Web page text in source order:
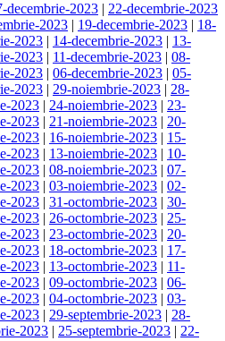
decembrie-2023 | 22-decembrie-2023
2023 | 19-decembrie-2023 | 18-
2023 | 14-decembrie-2023 | 13-
2023 | 11-decembrie-2023 | 08-
2023 | 06-decembrie-2023 | 05-
2023 | 29-noiembrie-2023 | 28-
2023 | 24-noiembrie-2023 | 23-
2023 | 21-noiembrie-2023 | 20-
2023 | 16-noiembrie-2023 | 15-
2023 | 13-noiembrie-2023 | 10-
2023 | 08-noiembrie-2023 | 07-
2023 | 03-noiembrie-2023 | 02-
2023 | 31-octombrie-2023 | 30-
2023 | 26-octombrie-2023 | 25-
2023 | 23-octombrie-2023 | 20-
2023 | 18-octombrie-2023 | 17-
2023 | 13-octombrie-2023 | 11-
2023 | 09-octombrie-2023 | 06-
2023 | 04-octombrie-2023 | 03-
2023 | 29-septembrie-2023 | 28-
2023 | 25-septembrie-2023 | 22-